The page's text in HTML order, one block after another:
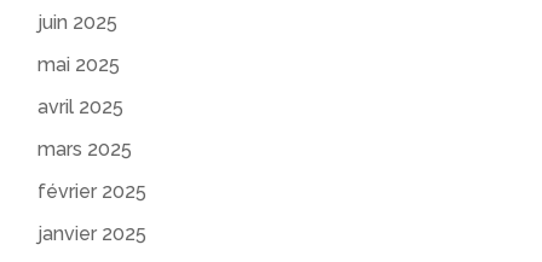
juin 2025
mai 2025
avril 2025
mars 2025
février 2025
janvier 2025